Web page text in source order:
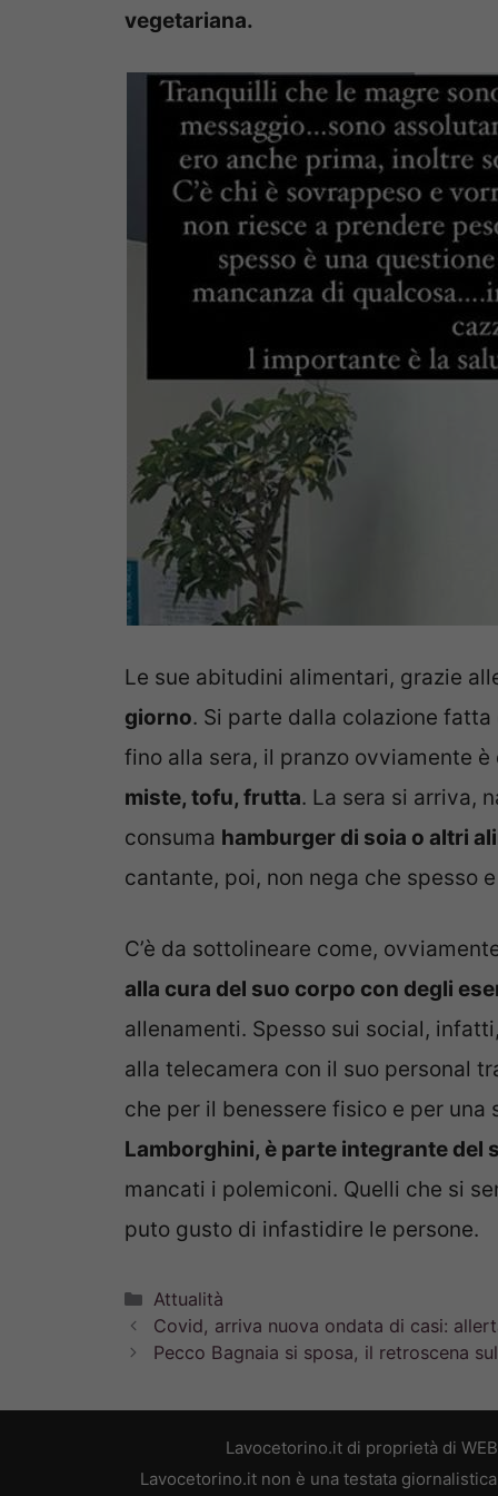
vegetariana.
Le sue abitudini alimentari, grazie
giorno. Si parte dalla colazione fatta
fino alla sera, il pranzo ovviamente
miste, tofu, frutta. La sera si arriva,
consuma hamburger di soia o altri
cantante, poi, non nega che spesso
C’è da sottolineare come,
alla cura del suo corpo con degli
allenamenti. Spesso sui social,
alla telecamera con il suo personal
che per il benessere fisico e per una
Lamborghini, è parte integrante del
mancati i polemiconi. Quelli che si
puto gusto di infastidire le persone.
Categorie
Attualità
Covid, arriva nuova ondata di casi:
Pecco Bagnaia si sposa, il retroscena
Lavocetorino.it di proprietà di
Lavocetorino.it non è una testata